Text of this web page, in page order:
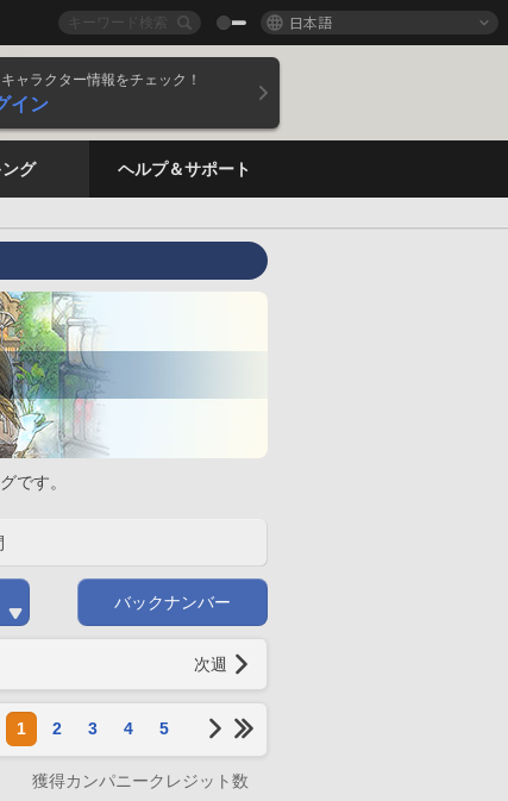
日本語
ャラクター情報をチェック！
イン
グ ヘルプ＆サポート
です。
バックナンバー
次週
1 2 3 4 5
獲得カンパニークレジット数